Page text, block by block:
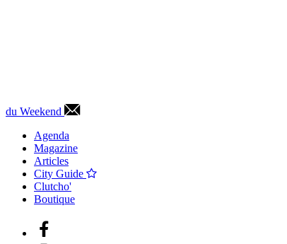
du Weekend
Agenda
Magazine
Articles
City Guide
Clutcho'
Boutique